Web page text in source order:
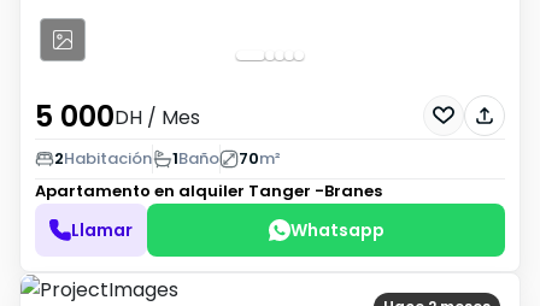
5 000DH / Mes
2Habitación 1Baño 70m²
Apartamento en alquiler Tanger -Branes
Llamar Whatsapp